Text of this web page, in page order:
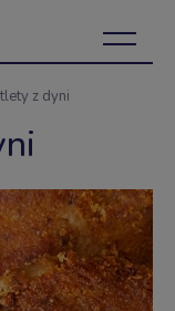
z dyni